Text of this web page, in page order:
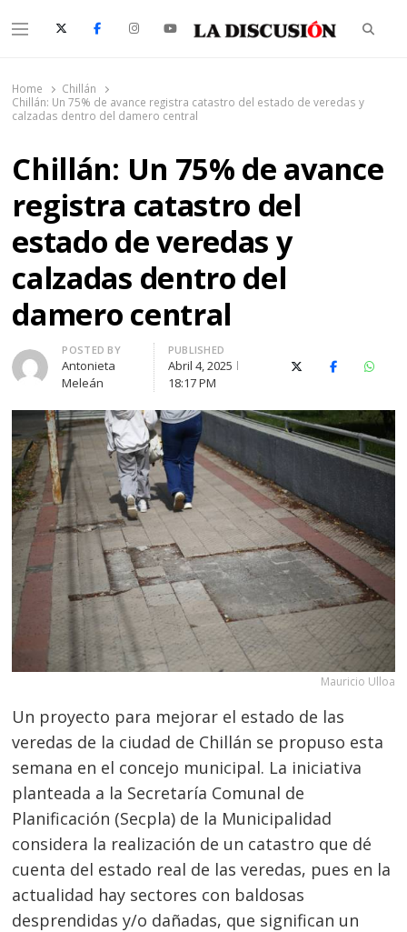
Menu
Home
Chillán
Chillán: Un 75% de avance registra catastro del estado de veredas y
calzadas dentro del damero central
Chillán: Un 75% de avance
registra catastro del
estado de veredas y
calzadas dentro del
damero central
Author
POSTED BY
Antonieta
Meleán
PUBLISHED
Abril 4, 2025
18:17 PM
X (Twitter)Facebook
Mauricio Ulloa
Un proyecto para mejorar el estado de las
veredas de la ciudad de Chillán se propuso esta
semana en el concejo municipal. La iniciativa
planteada a la Secretaría Comunal de
Planificación (Secpla) de la Municipalidad
considera la realización de un catastro que dé
cuenta del estado real de las veredas, pues en la
actualidad hay sectores con baldosas
desprendidas y/o dañadas, que significan un